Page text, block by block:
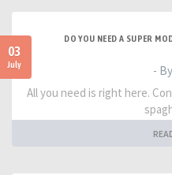
03
July
DO YOU NEED A SUPER
- By
All you need is right here.